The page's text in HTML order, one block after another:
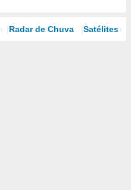
Radar de Chuva Satélites